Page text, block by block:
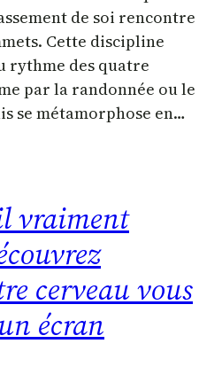
de soi rencontre
Cette discipline
rythme des quatre
par la randonnée ou le
se métamorphose en…
vraiment
cerveau vous
écran